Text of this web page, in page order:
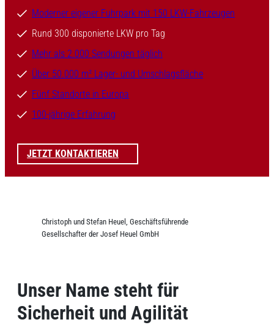
Moderner eigener Fuhrpark mit 150 LKW-Fahrzeugen
Rund 300 disponierte LKW pro Tag
Mehr als 2.000 Sendungen täglich
Über 50.000 m² Lager- und Umschlagsfläche
Fünf Standorte in Europa
100-jährige Erfahrung
JETZT KONTAKTIEREN
Christoph und Stefan Heuel, Geschäftsführende
Gesellschafter der Josef Heuel GmbH
Unser Name steht für
Sicherheit und Agilität